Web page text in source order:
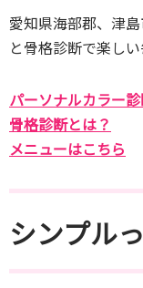
愛知県海部郡、津
と骨格診断で楽し
パーソナルカラー
骨格診断とは？
メニューはこちら
シンプル